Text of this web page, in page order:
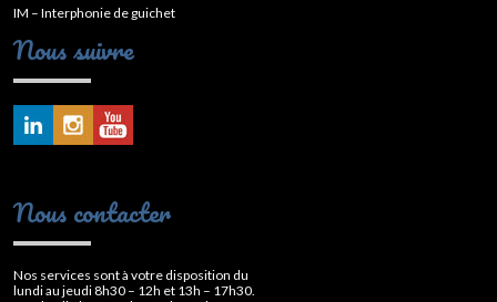
IM – Interphonie de guichet
Nous suivre
Nous contacter
Nos services sont à votre disposition du
lundi au jeudi 8h30 – 12h et 13h – 17h30.